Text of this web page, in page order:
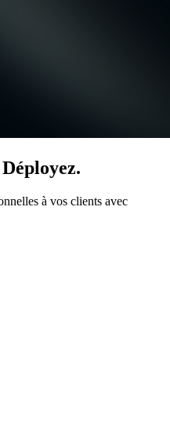
à vos clients avec